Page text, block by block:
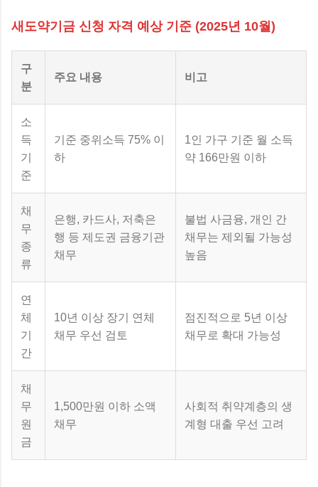
새도약기금 신청 자격 예상 기준 (2025년 10월)
구
분
주요 내용 비고
소
득
기
준
기준 중위소득 75% 이
하
1인 가구 기준 월 소득
약 166만원 이하
채
무
종
류
은행, 카드사, 저축은
행 등 제도권 금융기관
채무
불법 사금융, 개인 간
채무는 제외될 가능성
높음
연
체
기
간
10년 이상 장기 연체
채무 우선 검토
점진적으로 5년 이상
채무로 확대 가능성
채
무
원
금
1,500만원 이하 소액
채무
사회적 취약계층의 생
계형 대출 우선 고려